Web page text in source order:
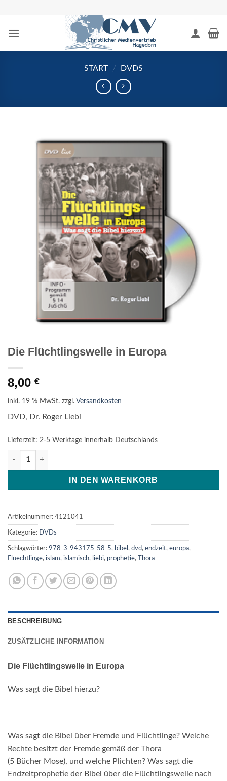
springen
START / DVDS
Die Flüchtlingswelle in Europa
8,00 €
inkl. 19 % MwSt. zzgl. Versandkosten
DVD, Dr. Roger Liebi
Lieferzeit: 2-5 Werktage innerhalb Deutschlands
Die Flüchtlingswelle in Europa Menge
IN DEN WARENKORB
Artikelnummer: 4121041
Kategorie: DVDs
Schlagwörter: 978-3-943175-58-5, bibel , dvd, endzeit, europa,
Fluechtlinge, islam, islamisch, liebi, prophetie, Thora
BESCHREIBUNG
ZUSÄTZLICHE INFORMATION
Die Flüchtlingswelle in Europa
Was sagt die Bibel hierzu?
Was sagt die Bibel über Fremde und Flüchtlinge? Welche
Rechte besitzt der Fremde gemäß der Thora
(5 Bücher Mose), und welche Plichten? Was sagt die
Endzeitprophetie der Bibel über die Flüchtlingswelle nach